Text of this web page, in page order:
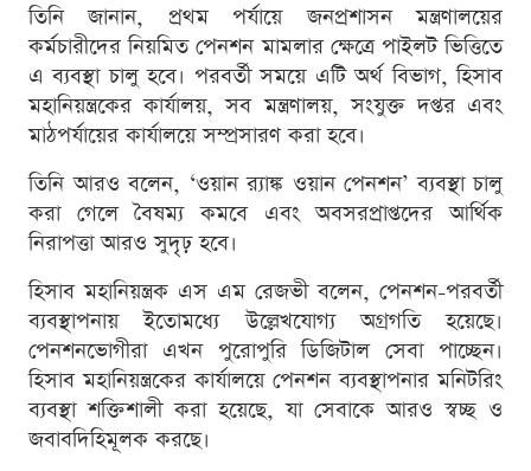
তিনি জানান, প্রথম পর্যায়ে জনপ্রশাসন মন্ত্রণালয়ের
কর্মচারীদের নিয়মিত পেনশন মামলার ক্ষেত্রে পাইলট ভিত্তিতে
এ ব্যবস্থা চালু হবে। পরবর্তী সময়ে এটি অর্থ বিভাগ, হিসাব
মহানিয়ন্ত্রকের কার্যালয়, সব মন্ত্রণালয়, সংযুক্ত দপ্তর এবং
মাঠপর্যায়ের কার্যালয়ে সম্প্রসারণ করা হবে।
তিনি আরও বলেন, ‘ওয়ান র‍্যাঙ্ক ওয়ান পেনশন’ ব্যবস্থা চালু
করা গেলে বৈষম্য কমবে এবং অবসরপ্রাপ্তদের আর্থিক
নিরাপত্তা আরও সুদৃঢ় হবে।
হিসাব মহানিয়ন্ত্রক এস এম রেজভী বলেন, পেনশন-পরবর্তী
ব্যবস্থাপনায় ইতোমধ্যে উল্লেখযোগ্য অগ্রগতি হয়েছে।
পেনশনভোগীরা এখন পুরোপুরি ডিজিটাল সেবা পাচ্ছেন।
হিসাব মহানিয়ন্ত্রকের কার্যালয়ে পেনশন ব্যবস্থাপনার মনিটরিং
ব্যবস্থা শক্তিশালী করা হয়েছে, যা সেবাকে আরও স্বচ্ছ ও
জবাবদিহিমূলক করছে।